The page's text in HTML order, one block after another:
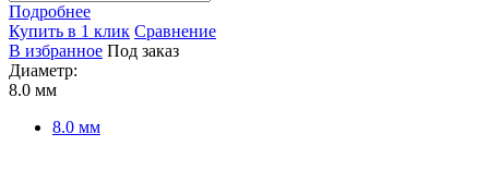
Подробнее
Купить в 1 клик Сравнение
В избранное Под заказ
Диаметр:
8.0 мм
8.0 мм